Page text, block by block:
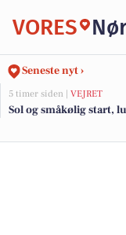
VORES
Seneste nyt ›
5 timer siden | VEJRET
Sol og småkølig start,